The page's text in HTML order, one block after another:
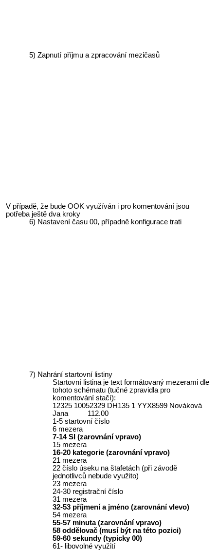
Zapnutí příjmu a zpracování mezičasů
V případě, že bude OOK využíván i pro komentování jsou
potřeba ještě dva kroky
Nastavení času 00, případně konfigurace trati
Nahrání startovní listiny
Startovní listina je text formátovaný mezerami dle
tohoto schématu (tučné zpravidla pro
komentování stačí):
12325 10052329 DH135 1 YYX8599 Nováková
Jana 112.00
1-5 startovní číslo
6 mezera
7-14 SI (zarovnání vpravo)
15 mezera
16-20 kategorie (zarovnání vpravo)
21 mezera
22 číslo úseku na štafetách (při závodě
jednotlivců nebude využito)
23 mezera
24-30 registrační číslo
31 mezera
32-53 příjmení a jméno (zarovnání vlevo)
54 mezera
55-57 minuta (zarovnání vpravo)
58 oddělovač (musí být na této pozici)
59-60 sekundy (typicky 00)
61- libovolné využití